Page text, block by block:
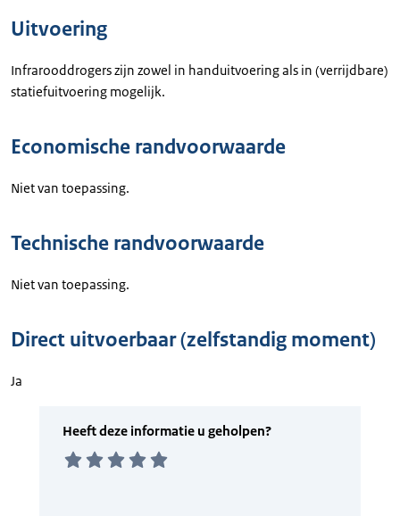
Uitvoering
Infrarooddrogers zijn zowel in handuitvoering als in (verrijdbare)
statiefuitvoering mogelijk.
Economische randvoorwaarde
Niet van toepassing.
Technische randvoorwaarde
Niet van toepassing.
Direct uitvoerbaar (zelfstandig moment)
Ja